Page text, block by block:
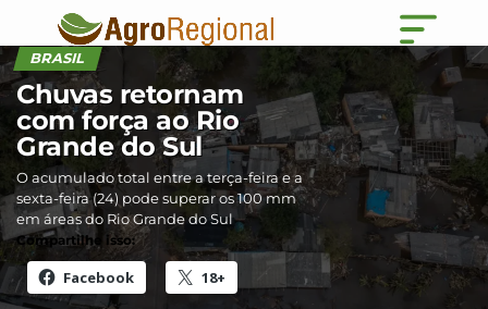
BRASIL
Chuvas retornam
com força ao Rio
Grande do Sul
O acumulado total entre a terça-feira e a
sexta-feira (24) pode superar os 100 mm
em áreas do Rio Grande do Sul
Compartilhe isso:
Facebook 18+